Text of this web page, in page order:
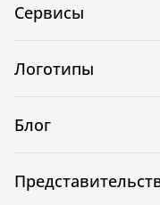
Сервисы
Логотипы
Блог